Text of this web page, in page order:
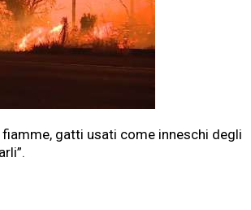
fiamme, gatti usati come inneschi degli